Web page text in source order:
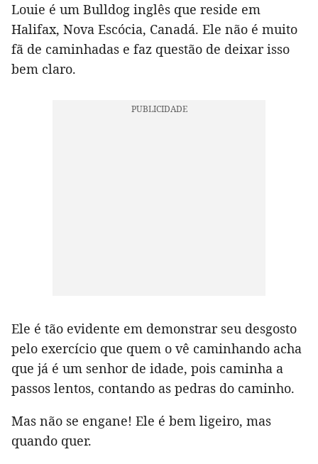
Louie é um Bulldog inglês que reside em
Halifax, Nova Escócia, Canadá. Ele não é muito
fã de caminhadas e faz questão de deixar isso
bem claro.
Ele é tão evidente em demonstrar seu desgosto
pelo exercício que quem o vê caminhando acha
que já é um senhor de idade, pois caminha a
passos lentos, contando as pedras do caminho.
Mas não se engane! Ele é bem ligeiro, mas
quando quer.